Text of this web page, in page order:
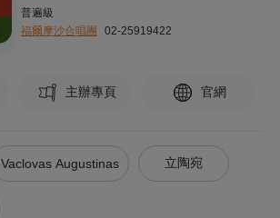
普遍級
福爾摩沙合唱團
02-25919422
主辦專頁 官網
Vaclovas Augustinas 立陶宛